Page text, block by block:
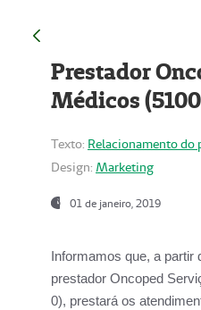
Prestador
Médicos
Texto: Relacionamento do
Design: Marketing
01 de janeiro, 2019
Informamos que, a partir
prestador Oncoped
0), prestará os